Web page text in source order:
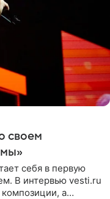
своем
себя в первую
В интервью vesti.ru
композиции, а